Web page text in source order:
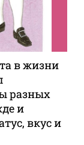
в жизни
разных
и
вкус и